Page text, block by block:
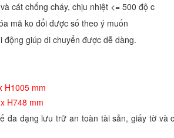
cát chống cháy, chịu nhiệt <= 500 độ c
mã ko đổi được số theo ý muốn
động giúp di chuyển được dễ dàng.
H1005 mm
H748 mm
đa dạng lưu trữ an toàn tài sản, giấy tờ